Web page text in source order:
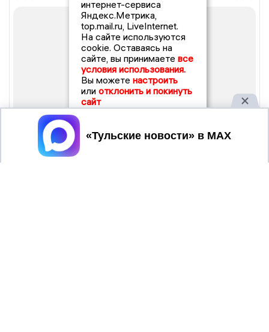
интернет-сервиса
Яндекс.Метрика,
top.mail.ru, LiveInternet.
На сайте используются
cookie. Оставаясь на
сайте, вы принимаете все
условия использования.
Вы можете настроить
или отклонить и покинуть
сайт
Принять